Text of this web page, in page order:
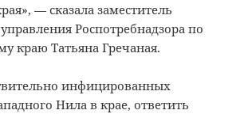
— сказала заместитель
Роспотребнадзора по
краю Татьяна Гречаная.
инфицированных
Нила в крае, ответить